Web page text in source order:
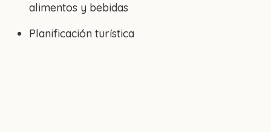
alimentos y bebidas
Planificación turística